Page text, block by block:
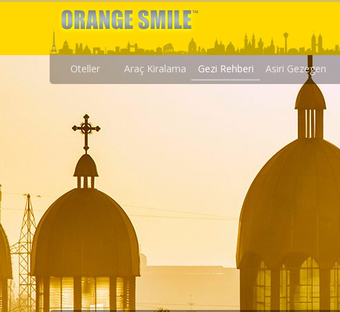
Oteller Araç Kiralama Gezi Rehberi Asiri Gezegen